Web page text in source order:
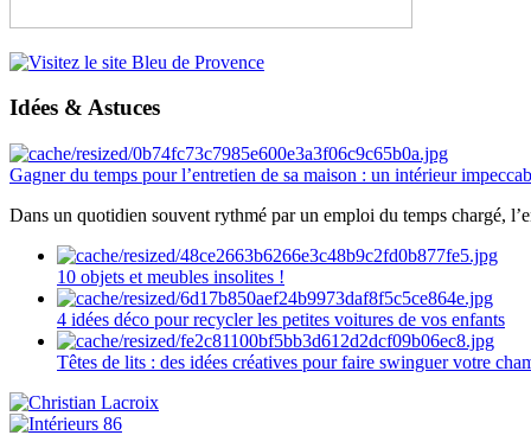
Idées & Astuces
Gagner du temps pour l’entretien de sa maison : un intérieur
Dans un quotidien souvent rythmé par un emploi du temps chargé,
10 objets et meubles insolites !
4 idées déco pour recycler les petites voitures de vos enfants
Têtes de lits : des idées créatives pour faire swinguer votre